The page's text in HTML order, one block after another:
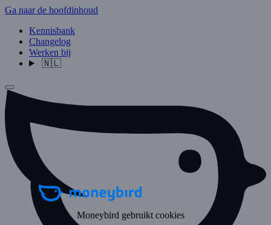
Ga naar de hoofdinhoud
Kennisbank
Changelog
Werken bij
🇳🇱